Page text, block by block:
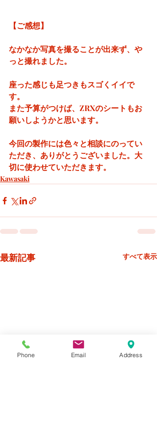
【ご感想】
なかなか写真を撮ることが出来ず、や
っと撮れました。
座った感じも足つきもスゴくイイで
す。
また予算がつけば、ZRXのシートもお
願いしようかと思います。
今回の製作には色々と相談にのってい
ただき、ありがとうございました。大
切に使わせていただきます。
Kawasaki
最新記事 すべて表示
Phone Email Address